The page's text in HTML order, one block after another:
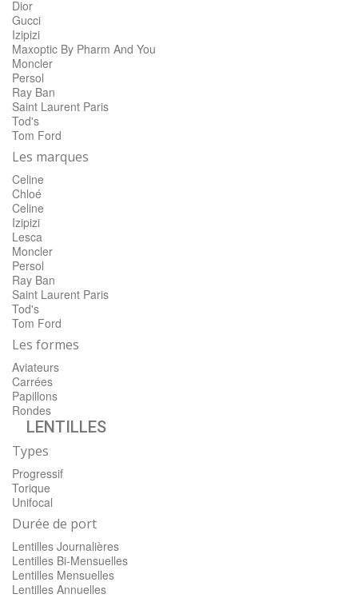
Dior
Gucci
Izipizi
Maxoptic By Pharm And You
Moncler
Persol
Ray Ban
Saint Laurent Paris
Tod's
Tom Ford
Les marques
Celine
Chloé
Celine
Izipizi
Lesca
Moncler
Persol
Ray Ban
Saint Laurent Paris
Tod's
Tom Ford
Les formes
Aviateurs
Carrées
Papillons
Rondes
LENTILLES
Types
Progressif
Torique
Unifocal
Durée de port
Lentilles Journalières
Lentilles Bi-Mensuelles
Lentilles Mensuelles
Lentilles Annuelles